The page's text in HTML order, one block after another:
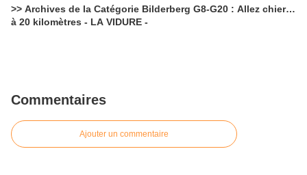
>> Archives de la Catégorie Bilderberg G8-G20 : Allez chier…
à 20 kilomètres - LA VIDURE -
Commentaires
Ajouter un commentaire